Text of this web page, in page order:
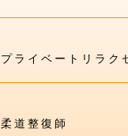
プライベートリラク
柔道整復師